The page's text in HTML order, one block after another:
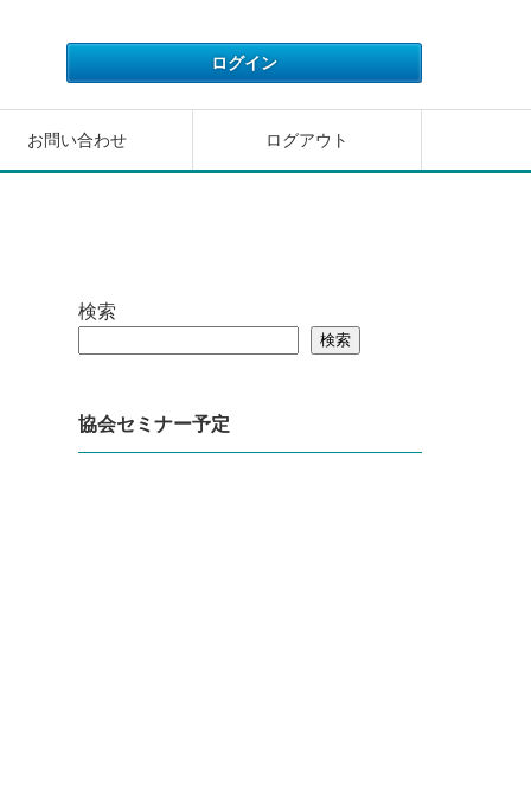
お問い合わせ ログアウト
検索
検索
協会セミナー予定